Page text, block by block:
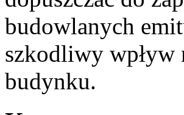
budowlanych
szkodliwy wpływ
budynku.